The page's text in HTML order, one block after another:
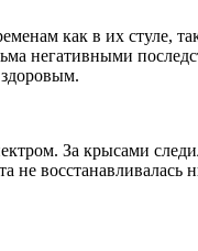
как в их стуле,
негативными
За крысами
восстанавливалась